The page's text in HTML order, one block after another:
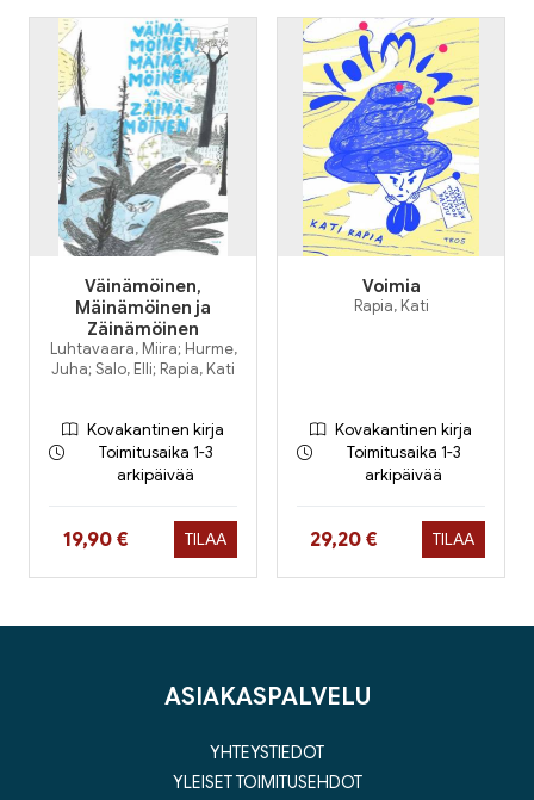
Väinämöinen,
Mäinämöinen ja
Zäinämöinen
Luhtavaara, Miira; Hurme,
Juha; Salo, Elli; Rapia, Kati
Kovakantinen kirja
Toimitusaika 1-3
arkipäivää
Hinta nyt
19,90 € TILAA
Voimia
Rapia, Kati
Kovakantinen kirja
Toimitusaika 1-3
arkipäivää
Hinta nyt
29,20 € TILAA
ASIAKASPALVELU
YHTEYSTIEDOT
YLEISET TOIMITUSEHDOT